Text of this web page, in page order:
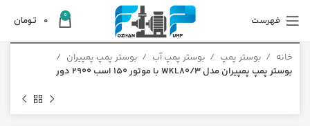
فهرست 0
0 تومان
خانه بوستر پمپ بوستر پمپ آب
بوستر پمپ پمپیران
بوستر پمپ پمپیران مدل WKL80/3 با موتور 150 اسب 2900 دور